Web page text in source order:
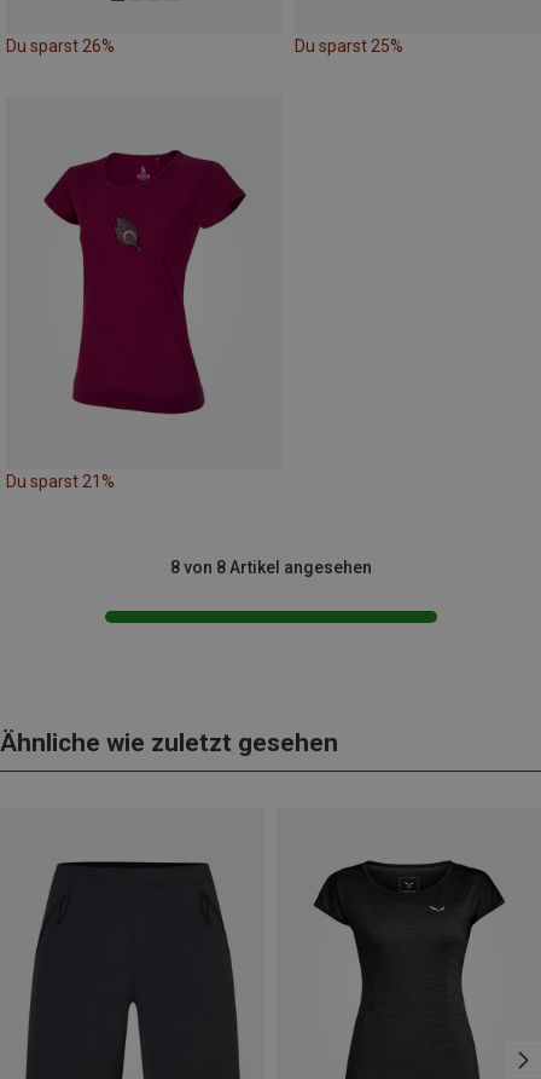
Du sparst 26% Du sparst 25%
Du sparst 21%
8 von 8 Artikel angesehen
Ähnliche wie zuletzt gesehen